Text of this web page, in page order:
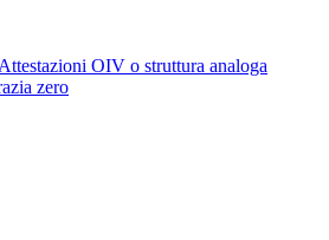
Attestazioni OIV o struttura analoga
zero